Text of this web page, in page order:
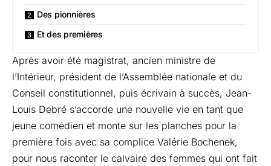
Des pionnières
Et des premières
Après avoir été magistrat, ancien ministre de
l’Intérieur, président de l’Assemblée nationale et du
Conseil constitutionnel, puis écrivain à succès, Jean-
Louis Debré s’accorde une nouvelle vie en tant que
jeune comédien et monte sur les planches pour la
première fois avec sa complice Valérie Bochenek,
pour nous raconter le calvaire des femmes qui ont fait